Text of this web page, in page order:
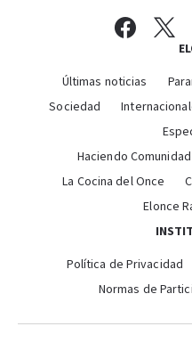
Últimas noticias
Sociedad
Haciendo Comunidad
La Cocina del Once
Elonce
Política de Privacidad
Normas de